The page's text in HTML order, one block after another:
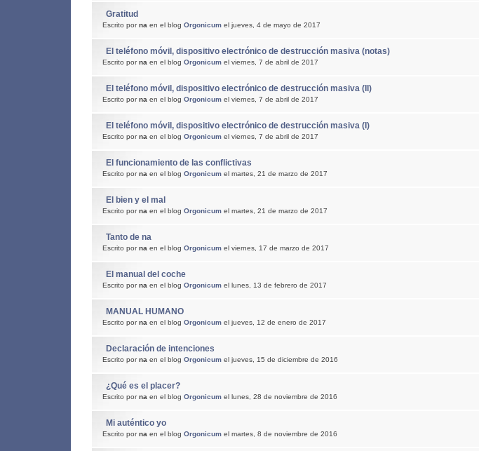
Gratitud
Escrito porna en el blog Orgonicumel jueves, 4 de mayo de 2017
El teléfono móvil, dispositivo electrónico de destrucción masiva (notas)
Escrito porna en el blog Orgonicumel viernes, 7 de abril de 2017
El teléfono móvil, dispositivo electrónico de destrucción masiva (II)
Escrito porna en el blog Orgonicumel viernes, 7 de abril de 2017
El teléfono móvil, dispositivo electrónico de destrucción masiva (I)
Escrito porna en el blog Orgonicumel viernes, 7 de abril de 2017
El funcionamiento de las conflictivas
Escrito porna en el blog Orgonicumel martes, 21 de marzo de 2017
El bien y el mal
Escrito porna en el blog Orgonicumel martes, 21 de marzo de 2017
Tanto de na
Escrito porna en el blog Orgonicumel viernes, 17 de marzo de 2017
El manual del coche
Escrito porna en el blog Orgonicumel lunes, 13 de febrero de 2017
MANUAL HUMANO
Escrito porna en el blog Orgonicumel jueves, 12 de enero de 2017
Declaración de intenciones
Escrito porna en el blog Orgonicumel jueves, 15 de diciembre de 2016
¿Qué es el placer?
Escrito porna en el blog Orgonicumel lunes, 28 de noviembre de 2016
Mi auténtico yo
Escrito porna en el blog Orgonicumel martes, 8 de noviembre de 2016